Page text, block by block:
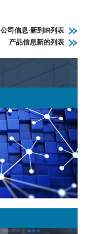
公司信息·新到IR列表
产品信息新的列表